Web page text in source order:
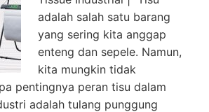
adalah salah satu barang
yang sering kita anggap
enteng dan sepele. Namun,
kita mungkin tidak
pentingnya peran tisu dalam
adalah tulang punggung